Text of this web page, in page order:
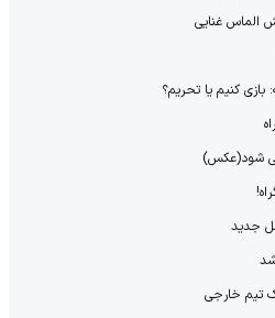
الماس غنایی
کنیم یا تحریم؟
می شود(عکس)
جدید
تیم خارجی